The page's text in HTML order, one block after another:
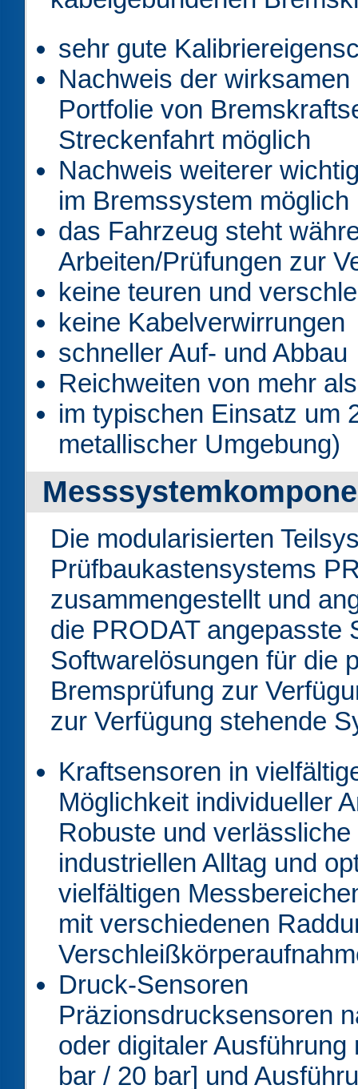
sehr gute
Nachweis der
Portfolie von
Streckenfahrt möglich
Nachweis weiterer
im Bremssystem möglich
das Fahrzeug steht
Arbeiten/Prüfungen zur
keine teuren und
keine Kabelverwirrungen
schneller Auf- und Abbau
Reichweiten von mehr
im typischen Einsatz um
metallischer Umgebung)
Die modularisierten
Prüfbaukastensystems
zusammengestellt und
die PRODAT angepasste
Softwarelösungen für die
Bremsprüfung zur
zur Verfügung stehende
Kraftsensoren in
Möglichkeit individueller
Robuste und
industriellen Alltag und
vielfältigen
mit verschiedenen
Druck-Sensoren
Präzionsdrucksensoren
oder digitaler
bar / 20 bar] und